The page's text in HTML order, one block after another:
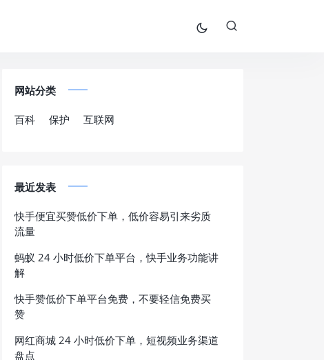
网站分类
百科 保护 互联网
最近发表
快手便宜买赞低价下单，低价容易引来劣质
流量
蚂蚁 24 小时低价下单平台，快手业务功能讲
解
快手赞低价下单平台免费，不要轻信免费买
赞
网红商城 24 小时低价下单，短视频业务渠道
盘点